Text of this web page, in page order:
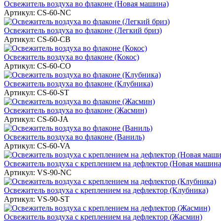
Освежитель воздуха во флаконе (Новая машина)
Артикул: CS-60-NC
Освежитель воздуха во флаконе (Легкий бриз)
Артикул: CS-60-CB
Освежитель воздуха во флаконе (Кокос)
Артикул: CS-60-CO
Освежитель воздуха во флаконе (Клубника)
Артикул: CS-60-ST
Освежитель воздуха во флаконе (Жасмин)
Артикул: CS-60-JA
Освежитель воздуха во флаконе (Ваниль)
Артикул: CS-60-VA
Освежитель воздуха c креплением на дефлектор (Новая
Артикул: VS-90-NC
Освежитель воздуха c креплением на дефлектор (Клубника)
Артикул: VS-90-ST
Освежитель воздуха c креплением на дефлектор (Жасмин)